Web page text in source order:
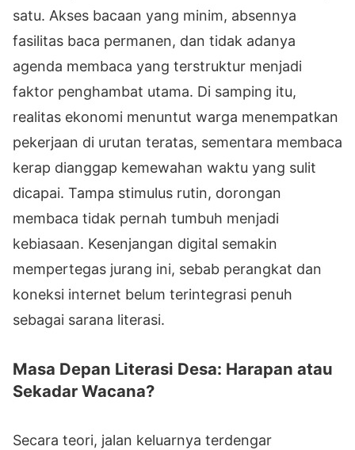
satu. Akses bacaan yang minim, absennya
fasilitas baca permanen, dan tidak adanya
agenda membaca yang terstruktur menjadi
faktor penghambat utama. Di samping itu,
realitas ekonomi menuntut warga menempatkan
pekerjaan di urutan teratas, sementara membaca
kerap dianggap kemewahan waktu yang sulit
dicapai. Tampa stimulus rutin, dorongan
membaca tidak pernah tumbuh menjadi
kebiasaan. Kesenjangan digital semakin
mempertegas jurang ini, sebab perangkat dan
koneksi internet belum terintegrasi penuh
sebagai sarana literasi.
Masa Depan Literasi Desa: Harapan atau
Sekadar Wacana?
Secara teori, jalan keluarnya terdengar